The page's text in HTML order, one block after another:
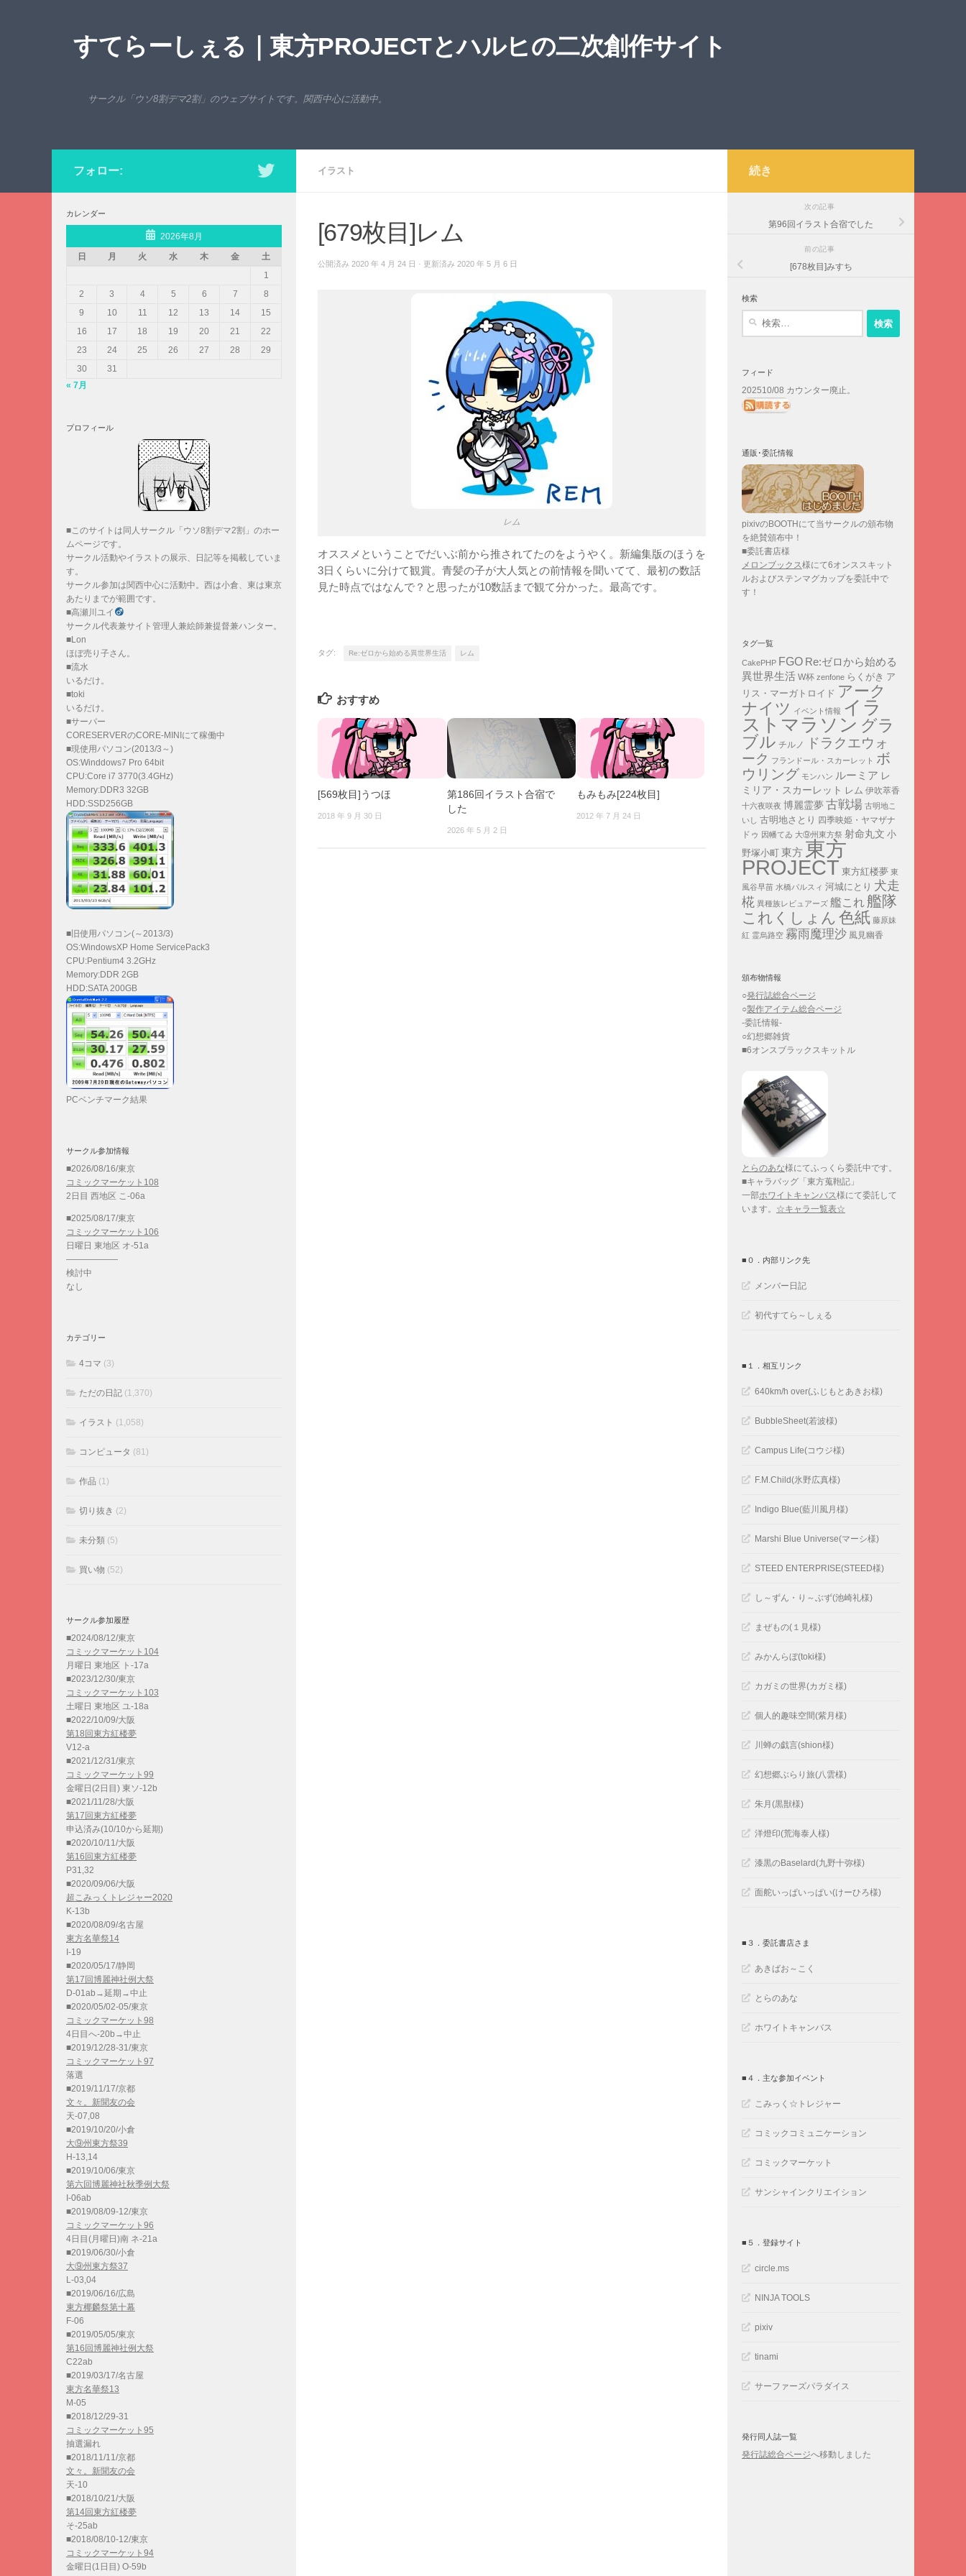
すてらーしぇる｜東方PROJECTとハルヒの二次創作サイト
サークル「ウソ8割デマ2割」のウェブサイトです。関西中心に活動中。
イラスト
[679枚目]レム
公開済み 2020 年 4 月 24 日 · 更新済み 2020 年 5 月 6 日
レム
オススメということでだいぶ前から推されてたのをようやく。新編集版のほうを
3日くらいに分けて観賞。青髪の子が大人気との前情報を聞いてて、最初の数話
見た時点ではなんで？と思ったが10数話まで観て分かった。最高です。
タグ: Re:ゼロから始める異世界生活 レム
おすすめ
[569枚目]うつほ
2018 年 9 月 30 日
第186回イラスト合宿で
した
2026 年 5 月 2 日
もみもみ[224枚目]
2012 年 7 月 24 日
フォロー:
カレンダー
2026年8月
日
月 火 水 木 金
土
1
2
3 4 5 6 7
8
9
10 11 12 13 14
15
16
17 18 19 20 21
22
23
24 25 26 27 28
29
30
31
« 7月
プロフィール
■このサイトは同人サークル「ウソ8割デマ2割」のホー
ムページです。
サークル活動やイラストの展示、日記等を掲載していま
す。
サークル参加は関西中心に活動中。西は小倉、東は東京
あたりまでが範囲です。
■高瀬川ユイ
サークル代表兼サイト管理人兼絵師兼提督兼ハンター。
■Lon
ほぼ売り子さん。
■流水
いるだけ。
■toki
いるだけ。
■サーバー
CORESERVERのCORE-MINIにて稼働中
■現使用パソコン(2013/3～)
OS:Winddows7 Pro 64bit
CPU:Core i7 3770(3.4GHz)
Memory:DDR3 32GB
HDD:SSD256GB
■旧使用パソコン(～2013/3)
OS:WindowsXP Home ServicePack3
CPU:Pentium4 3.2GHz
Memory:DDR 2GB
HDD:SATA 200GB
PCベンチマーク結果
サークル参加情報
■2026/08/16/東京
コミックマーケット108
2日目 西地区 こ-06a
■2025/08/17/東京
コミックマーケット106
日曜日 東地区 オ-51a
——————
検討中
なし
カテゴリー
4コマ (3)
ただの日記 (1,370)
イラスト (1,058)
コンピュータ (81)
作品 (1)
切り抜き (2)
未分類 (5)
買い物 (52)
サークル参加履歴
■2024/08/12/東京
コミックマーケット104
月曜日 東地区 ト-17a
■2023/12/30/東京
コミックマーケット103
土曜日 東地区 ユ-18a
■2022/10/09/大阪
第18回東方紅楼夢
V12-a
■2021/12/31/東京
コミックマーケット99
金曜日(2日目) 東ソ-12b
■2021/11/28/大阪
第17回東方紅楼夢
申込済み(10/10から延期)
■2020/10/11/大阪
第16回東方紅楼夢
P31,32
■2020/09/06/大阪
超こみっくトレジャー2020
K-13b
■2020/08/09/名古屋
東方名華祭14
I-19
■2020/05/17/静岡
第17回博麗神社例大祭
D-01ab→延期→中止
■2020/05/02-05/東京
コミックマーケット98
4日目へ-20b→中止
■2019/12/28-31/東京
コミックマーケット97
落選
■2019/11/17/京都
文々。新聞友の会
天-07,08
■2019/10/20/小倉
大⑨州東方祭39
H-13,14
■2019/10/06/東京
第六回博麗神社秋季例大祭
I-06ab
■2019/08/09-12/東京
コミックマーケット96
4日目(月曜日)南 ネ-21a
■2019/06/30/小倉
大⑨州東方祭37
L-03,04
■2019/06/16/広島
東方椰麟祭第十幕
F-06
■2019/05/05/東京
第16回博麗神社例大祭
C22ab
■2019/03/17/名古屋
東方名華祭13
M-05
■2018/12/29-31
コミックマーケット95
抽選漏れ
■2018/11/11/京都
文々。新聞友の会
天-10
■2018/10/21/大阪
第14回東方紅楼夢
そ-25ab
■2018/08/10-12/東京
コミックマーケット94
金曜日(1日目) O-59b
続き
次の記事
第96回イラスト合宿でした
前の記事
[678枚目]みすち
検索
フィード
202510/08 カウンター廃止。
通販･委託情報
pixivのBOOTHにて当サークルの頒布物
を絶賛頒布中！
■委託書店様
メロンブックス様にて6オンススキット
ルおよびステンマグカップを委託中で
す！
タグ一覧
CakePHP FGO Re:ゼロから始める
異世界生活 W杯 zenfone らくがき ア
リス・マーガトロイド アーク
ナイツ イベント情報 イラ
ストマラソン グラ
ブル チルノ
ドラクエウォ
ーク フランドール・スカーレット ボ
ウリング モンハン ルーミア レ
ミリア・スカーレット
レム 伊吹萃香
十六夜咲夜 博麗霊夢 古戦場 古明地こ
いし 古明地さとり 四季映姫・ヤマザナ
ドゥ 因幡てゐ 大⑨州東方祭 射命丸文 小
野塚小町 東方 東方
PROJECT 東方紅楼夢 東
風谷早苗 水橋パルスィ 河城にとり 犬走
椛 異種族レビュアーズ 艦これ艦隊
これくしょん 色紙 藤原妹
紅 霊烏路空 霧雨魔理沙 風見幽香
頒布物情報
○発行誌総合ページ
○製作アイテム総合ページ
-委託情報-
○幻想郷雑貨
■6オンスブラックスキットル
とらのあな様にてふっくら委託中です。
■キャラバッグ「東方蒐鞄記」
一部ホワイトキャンバス様にて委託して
います。 ☆キャラ一覧表☆
■０．内部リンク先
メンバー日記
初代すてら～しぇる
■１．相互リンク
640km/h over(ふじもとあきお様)
BubbleSheet(若波様)
Campus Life(コウジ様)
F.M.Child(氷野広真様)
Indigo Blue(藍川風月様)
Marshi Blue Universe(マーシ様)
STEED ENTERPRISE(STEED様)
し～ずん・り～ぶず(池崎礼様)
まぜもの(１見様)
みかんらぼ(toki様)
カガミの世界(カガミ様)
個人的趣味空間(紫月様)
川蝉の戯言(shion様)
幻想郷ぶらり旅(八雲様)
朱月(黒獣様)
洋燈印(荒海泰人様)
漆黒のBaselard(九野十弥様)
面舵いっぱいっぱい(けーひろ様)
■３．委託書店さま
あきばお～こく
とらのあな
ホワイトキャンバス
■４．主な参加イベント
こみっく☆トレジャー
コミックコミュニケーション
コミックマーケット
サンシャインクリエイション
■５．登録サイト
circle.ms
NINJA TOOLS
pixiv
tinami
サーファーズパラダイス
発行同人誌一覧
発行誌総合ページへ移動しました